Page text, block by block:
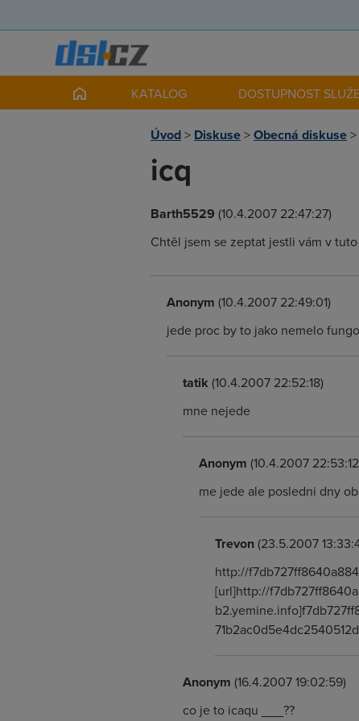
KATALOG DOSTUPNOST
Úvod> Diskuse>Obecná diskuse>
icq
Barth5529 (10.4.2007 22:47:27)
Chtěl jsem se zeptat jestli vám v
Anonym (10.4.2007 22:49:01)
jede proc by to jako nemelo
tatik (10.4.2007 22:52:18)
mne nejede
Anonym (10.4.2007
me jede ale posledni dny
Trevon(23.5.2007
http://
[url]http://
Anonym (16.4.2007 19:02:59)
co je to icaqu ___??